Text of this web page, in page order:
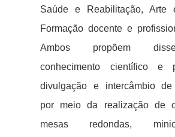
Saúde e Reabilitação, Arte
Formação docente e
Ambos propõem
conhecimento científico e
divulgação e intercâmbio de
por meio da realização de
mesas redondas,